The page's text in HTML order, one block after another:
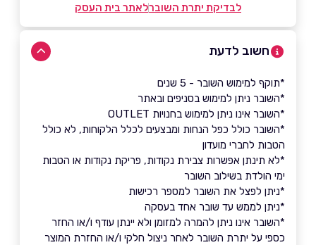
לבדיקת יתרת השוברלאתר בית העסק
חשוב לדעת
*תוקף למימוש השובר - 5 שנים
*השובר ניתן למימוש בסניפים ובאתר
*השובר אינו ניתן למימוש בחנויות OUTLET
*השובר כולל כפל הנחות ומבצעים לכלל הלקוחות, לא כולל
הטבות לחברי מועדון
*לא תינתן אפשרות צבירת נקודות, פריקת נקודות או הטבות
ימי הולדת בשילוב השובר
*ניתן לפצל את השובר למספר רכישות
*ניתן לממש עד שובר אחד בעסקה
*השובר אינו ניתן להמרה למזומן ולא יינתן עודף ו/או החזר
כספי על יתרת השובר לאחר ניצול חלקי ו/או החזרת המוצר